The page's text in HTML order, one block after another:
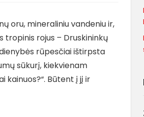
oru, mineraliniu vandeniu ir,
rojus – Druskininkų
rūpesčiai ištirpsta
sūkurį, kiekvienam
kainuos?“. Būtent į jį ir